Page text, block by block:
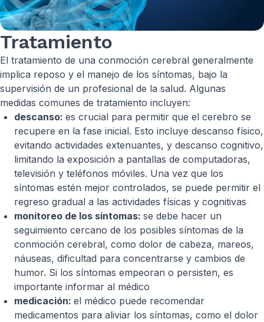
Tratamiento
El tratamiento de una conmoción cerebral generalmente
implica reposo y el manejo de los síntomas, bajo la
supervisión de un profesional de la salud. Algunas
medidas comunes de tratamiento incluyen:
descanso: es crucial para permitir que el cerebro se
recupere en la fase inicial. Esto incluye descanso físico,
evitando actividades extenuantes, y descanso cognitivo,
limitando la exposición a pantallas de computadoras,
televisión y teléfonos móviles. Una vez que los
síntomas estén mejor controlados, se puede permitir el
regreso gradual a las actividades físicas y cognitivas
monitoreo de los síntomas: se debe hacer un
seguimiento cercano de los posibles síntomas de la
conmoción cerebral, como dolor de cabeza, mareos,
náuseas, dificultad para concentrarse y cambios de
humor. Si los síntomas empeoran o persisten, es
importante informar al médico
medicación: el médico puede recomendar
medicamentos para aliviar los síntomas, como el dolor